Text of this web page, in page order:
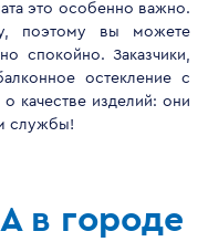
это особенно важно.
поэтому вы можете
спокойно. Заказчики,
остекление с
качестве изделий: они
службы!
в городе